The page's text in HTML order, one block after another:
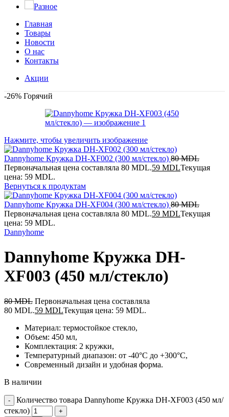
Разное
Главная
Товары
Новости
О нас
Контакты
Акции
-26% Горячий
Нажмите, чтобы увеличить изображение
Dannyhome Кружка DH-XF002 (300 мл/стекло) 80MDL
Первоначальная цена составляла 80 MDL.59 MDLТекущая
цена: 59 MDL.
Вернуться к продуктам
Dannyhome Кружка DH-XF004 (300 мл/стекло) 80MDL
Первоначальная цена составляла 80 MDL.59 MDLТекущая
цена: 59 MDL.
Dannyhome
Dannyhome Кружка DH-
XF003 (450 мл/стекло)
80MDL Первоначальная цена составляла
80 MDL.59 MDLТекущая цена: 59 MDL.
Материал: термостойкое стекло,
Объем: 450 мл,
Комплектация: 2 кружки,
Температурный диапазон: от -40°C до +300°C,
Современный дизайн и удобная форма.
В наличии
Количество товара Dannyhome Кружка DH-XF003 (450 мл/
стекло)